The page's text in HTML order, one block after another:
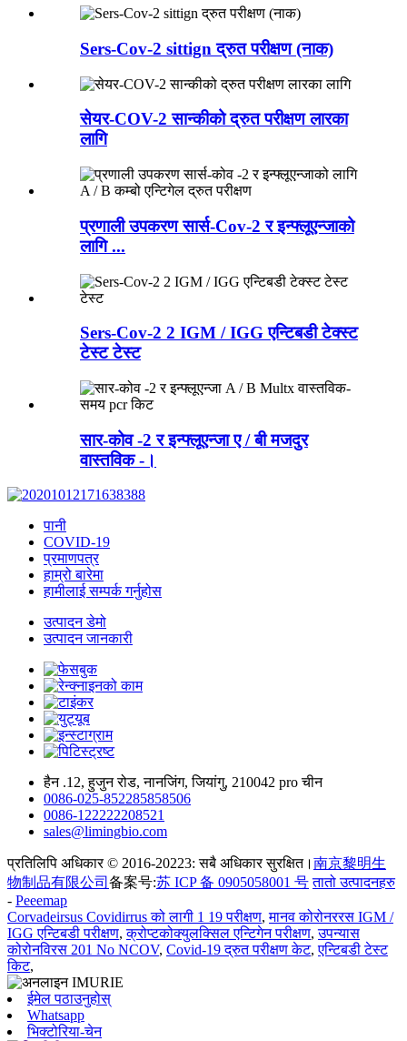
Sers-Cov-2 sittign द्रुत परीक्षण (नाक)
सेयर-COV-2 सान्कीको द्रुत परीक्षण लारका
लागि
प्रणाली उपकरण सार्स-Cov-2 र इन्फ्लूएन्जाको
लागि ...
Sers-Cov-2 2 IGM / IGG एन्टिबडी टेक्स्ट
टेस्ट टेस्ट
सार-कोव -2 र इन्फ्लूएन्जा ए / बी मजदुर
वास्तविक -।
पानी
COVID-19
प्रमाणपत्र
हाम्रो बारेमा
हामीलाई सम्पर्क गर्नुहोस
उत्पादन डेमो
उत्पादन जानकारी
हैन .12, हुजुन रोड, नानजिंग, जियांगु, 210042 pro चीन
0086-025-852285858506
0086-122222208521
sales@limingbio.com
प्रतिलिपि अधिकार © 2016-20223: सबै अधिकार सुरक्षित। 南京黎明生
物制品有限公司 备案号:苏 ICP 备 0905058001 号 तातो उत्पादनहरु
- Peeemap
Corvadeirsus Covidirrus को लागी 1 19 परीक्षण,मानव कोरोनररस IGM /
IGG एन्टिबडी परीक्षण,क्रोप्टकोक्युलक्सिल एन्टिगेन परीक्षण,उपन्यास
कोरोनविरस 201 No NCOV, Covid-19 द्रुत परीक्षण केट,एन्टिबडी टेस्ट
किट,
ईमेल पठाउनुहोस्
Whatsapp
भिक्टोरिया-चेन